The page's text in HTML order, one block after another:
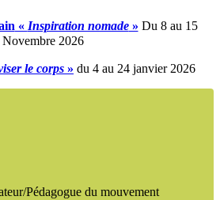
« Inspiration nomade» Du 8 au 15
Novembre 2026
le corps » du 4 au 24 janvier 2026
Pédagogue du mouvement